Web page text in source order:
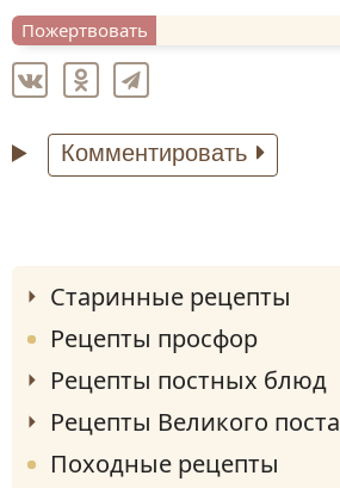
Пожертвовать
Комментировать
Старинные рецепты
Рецепты просфор
Рецепты постных блюд
Рецепты Великого поста
Походные рецепты